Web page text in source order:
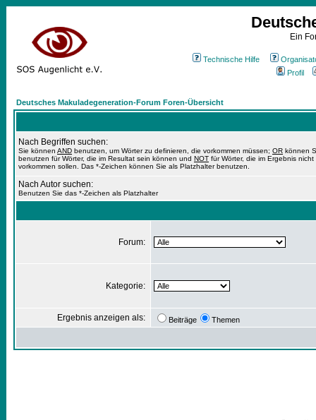
Ein
Technische Hilfe
Profil
Deutsches Makuladegeneration-Forum Foren-Übersicht
Nach Begriffen suchen:
Sie können AND benutzen, um Wörter zu definieren, die vorkommen müssen; OR können
benutzen für Wörter, die im Resultat sein können und NOT für Wörter, die im Ergebnis nicht
vorkommen sollen. Das *-Zeichen können Sie als Platzhalter benutzen.
Nach Autor suchen:
Benutzen Sie das *-Zeichen als Platzhalter
Forum:
Kategorie:
Ergebnis anzeigen als: Beiträge Themen